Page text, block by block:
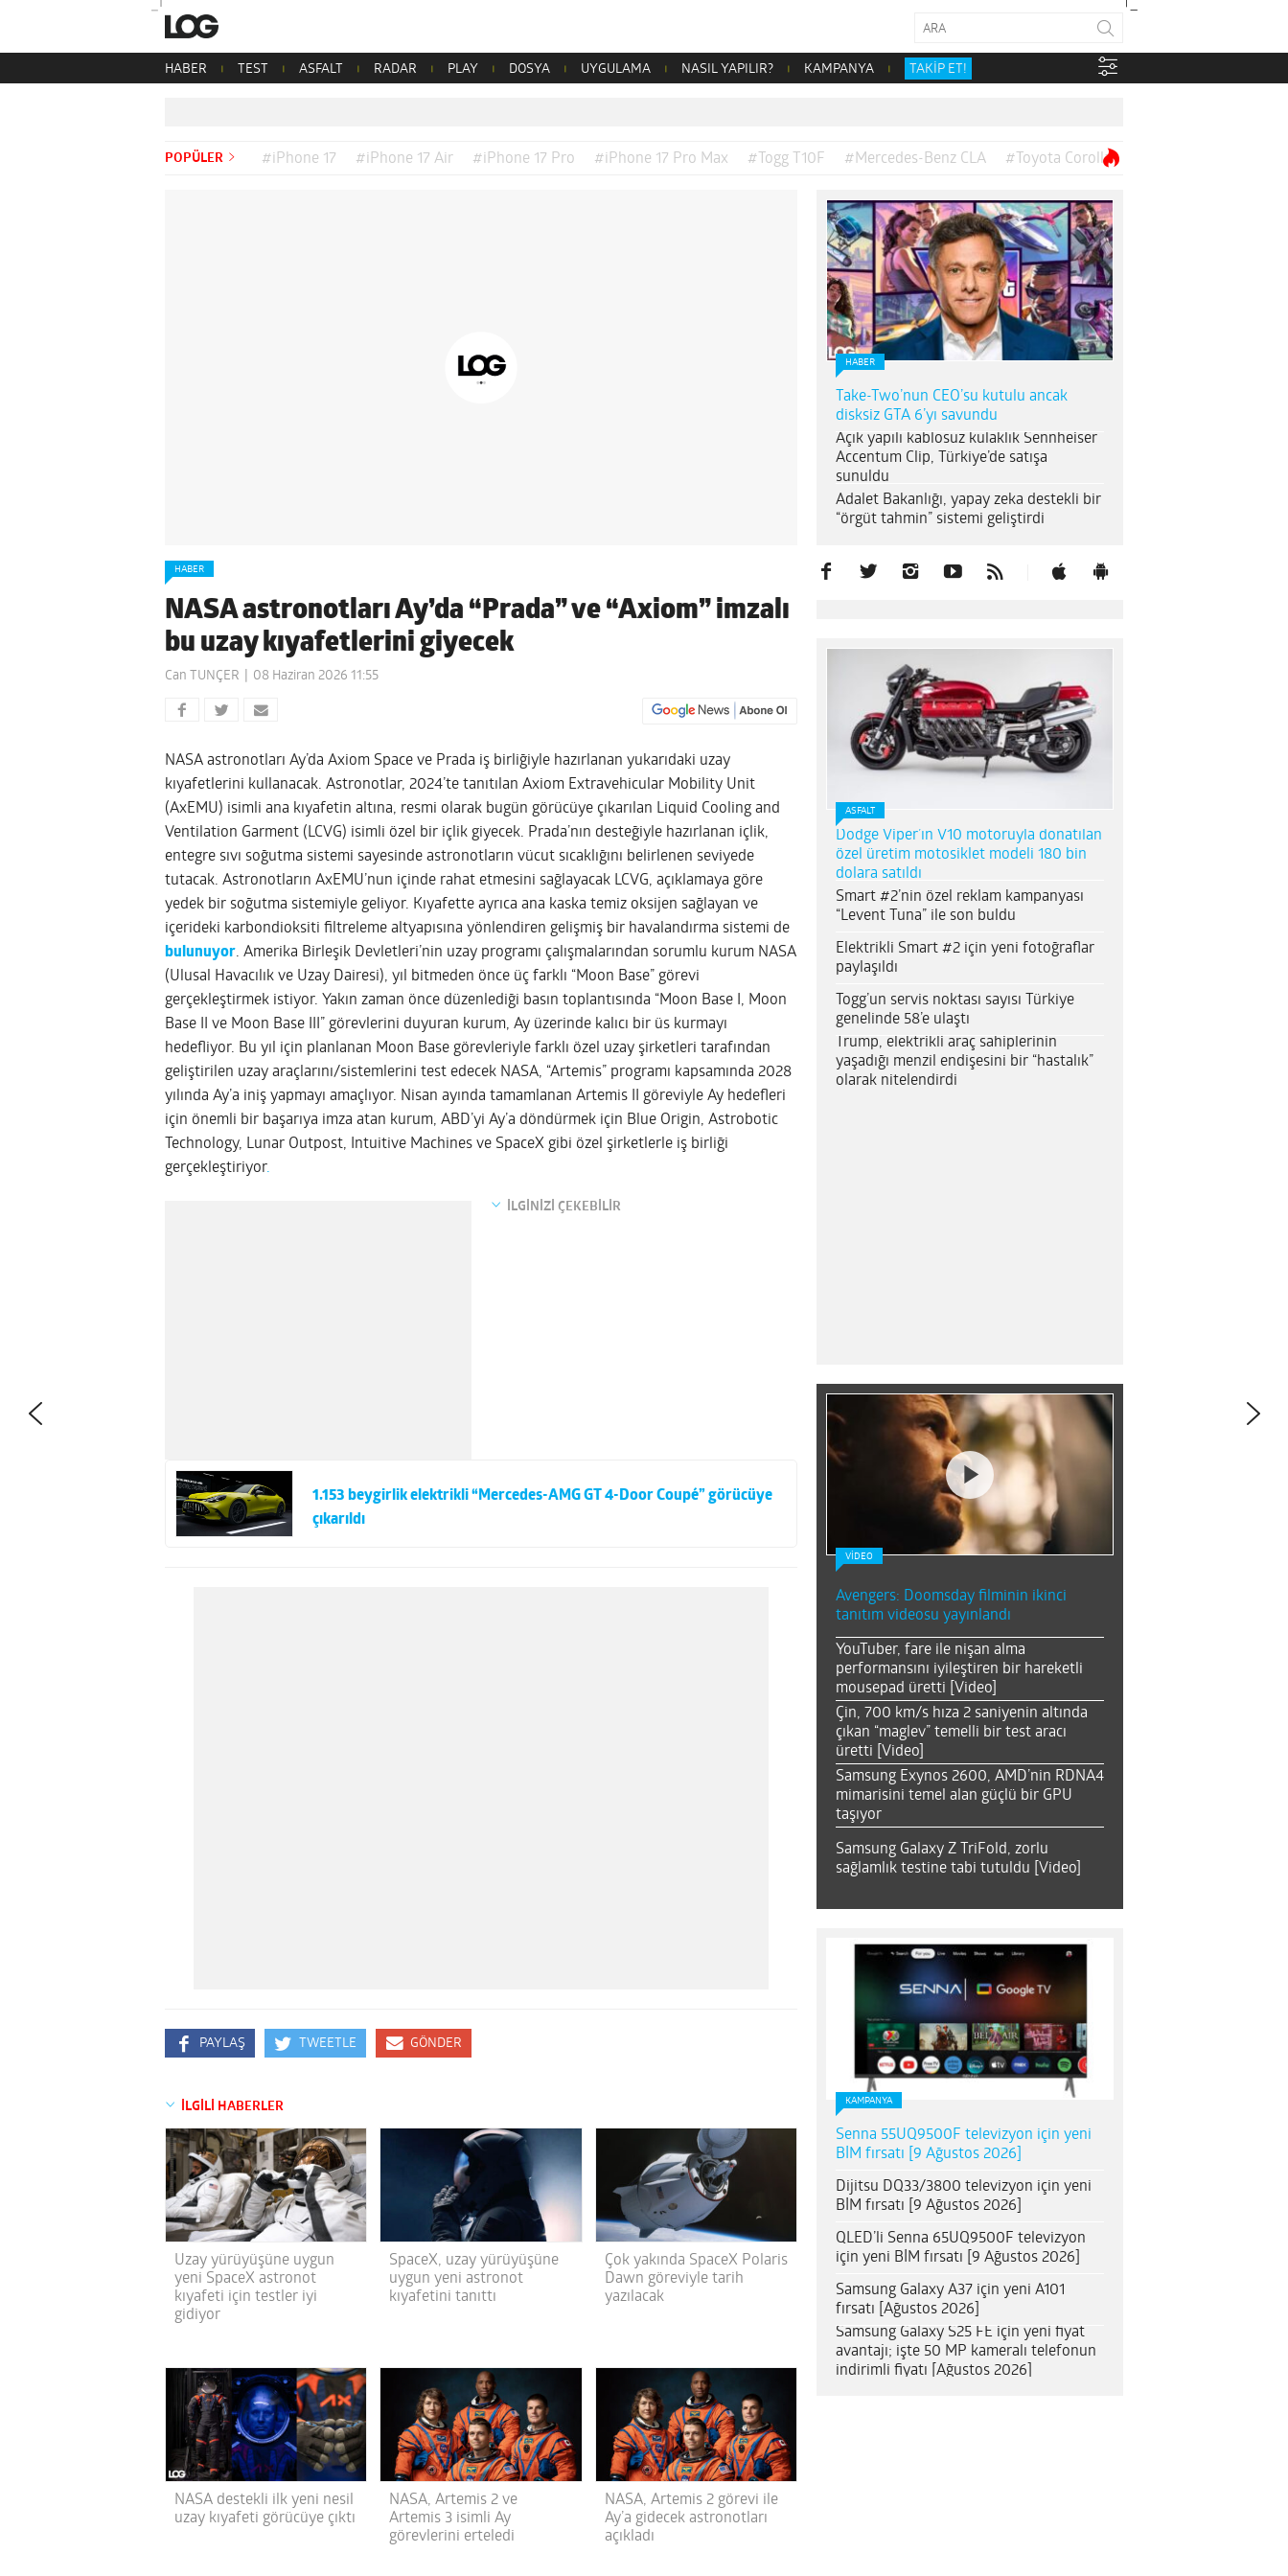
HABER TEST ASFALT RADAR PLAY DOSYA UYGULAMA NASIL YAPILIR? KAMPANYA TAKİP ET!
POPÜLER #iPhone 17 #iPhone 17 Air #iPhone 17 Pro #iPhone 17 Pro Max #Togg T10F #Mercedes-Benz CLA #Toyota Corolla
HABER
NASA astronotları Ay’da “Prada” ve “Axiom” imzalı
bu uzay kıyafetlerini giyecek
Can TUNÇER 08 Haziran 2026 11:55
NASA astronotları Ay’da Axiom Space ve Prada iş birliğiyle hazırlanan yukarıdaki uzay
kıyafetlerini kullanacak. Astronotlar, 2024’te tanıtılan Axiom Extravehicular Mobility Unit
(AxEMU) isimli ana kıyafetin altına, resmi olarak bugün görücüye çıkarılan Liquid Cooling and
Ventilation Garment (LCVG) isimli özel bir içlik giyecek. Prada’nın desteğiyle hazırlanan içlik,
entegre sıvı soğutma sistemi sayesinde astronotların vücut sıcaklığını belirlenen seviyede
tutacak. Astronotların AxEMU’nun içinde rahat etmesini sağlayacak LCVG, açıklamaya göre
yedek bir soğutma sistemiyle geliyor. Kıyafette ayrıca ana kaska temiz oksijen sağlayan ve
içerideki karbondioksiti filtreleme altyapısına yönlendiren gelişmiş bir havalandırma sistemi de
bulunuyor. Amerika Birleşik Devletleri’nin uzay programı çalışmalarından sorumlu kurum NASA
(Ulusal Havacılık ve Uzay Dairesi), yıl bitmeden önce üç farklı “Moon Base” görevi
gerçekleştirmek istiyor. Yakın zaman önce düzenlediği basın toplantısında “Moon Base I, Moon
Base II ve Moon Base III” görevlerini duyuran kurum, Ay üzerinde kalıcı bir üs kurmayı
hedefliyor. Bu yıl için planlanan Moon Base görevleriyle farklı özel uzay şirketleri tarafından
geliştirilen uzay araçlarını/sistemlerini test edecek NASA, “Artemis” programı kapsamında 2028
yılında Ay’a iniş yapmayı amaçlıyor. Nisan ayında tamamlanan Artemis II göreviyle Ay hedefleri
için önemli bir başarıya imza atan kurum, ABD’yi Ay’a döndürmek için Blue Origin, Astrobotic
Technology, Lunar Outpost, Intuitive Machines ve SpaceX gibi özel şirketlerle iş birliği
gerçekleştiriyor.
İLGİNİZİ ÇEKEBİLİR
1.153 beygirlik elektrikli “Mercedes-AMG GT 4-Door Coupé” görücüye
çıkarıldı
PAYLAŞ TWEETLE GÖNDER
İLGİLİ HABERLER
Uzay yürüyüşüne uygun
yeni SpaceX astronot
kıyafeti için testler iyi
gidiyor
SpaceX, uzay yürüyüşüne
uygun yeni astronot
kıyafetini tanıttı
Çok yakında SpaceX Polaris
Dawn göreviyle tarih
yazılacak
NASA destekli ilk yeni nesil
uzay kıyafeti görücüye çıktı
NASA, Artemis 2 ve
Artemis 3 isimli Ay
görevlerini erteledi
NASA, Artemis 2 görevi ile
Ay’a gidecek astronotları
açıkladı
HABER
Take-Two’nun CEO’su kutulu ancak
disksiz GTA 6’yı savundu
Açık yapılı kablosuz kulaklık Sennheiser
Accentum Clip, Türkiye’de satışa
sunuldu
Adalet Bakanlığı, yapay zeka destekli bir
“örgüt tahmin” sistemi geliştirdi
ASFALT
Dodge Viper’ın V10 motoruyla donatılan
özel üretim motosiklet modeli 180 bin
dolara satıldı
Smart #2’nin özel reklam kampanyası
“Levent Tuna” ile son buldu
Elektrikli Smart #2 için yeni fotoğraflar
paylaşıldı
Togg’un servis noktası sayısı Türkiye
genelinde 58’e ulaştı
Trump, elektrikli araç sahiplerinin
yaşadığı menzil endişesini bir “hastalık”
olarak nitelendirdi
VİDEO
Avengers: Doomsday filminin ikinci
tanıtım videosu yayınlandı
YouTuber, fare ile nişan alma
performansını iyileştiren bir hareketli
mousepad üretti [Video]
Çin, 700 km/s hıza 2 saniyenin altında
çıkan “maglev” temelli bir test aracı
üretti [Video]
Samsung Exynos 2600, AMD’nin RDNA4
mimarisini temel alan güçlü bir GPU
taşıyor
Samsung Galaxy Z TriFold, zorlu
sağlamlık testine tabi tutuldu [Video]
KAMPANYA
Senna 55UQ9500F televizyon için yeni
BİM fırsatı [9 Ağustos 2026]
Dijitsu DQ33/3800 televizyon için yeni
BİM fırsatı [9 Ağustos 2026]
QLED’li Senna 65UQ9500F televizyon
için yeni BİM fırsatı [9 Ağustos 2026]
Samsung Galaxy A37 için yeni A101
fırsatı [Ağustos 2026]
Samsung Galaxy S25 FE için yeni fiyat
avantajı; işte 50 MP kameralı telefonun
indirimli fiyatı [Ağustos 2026]